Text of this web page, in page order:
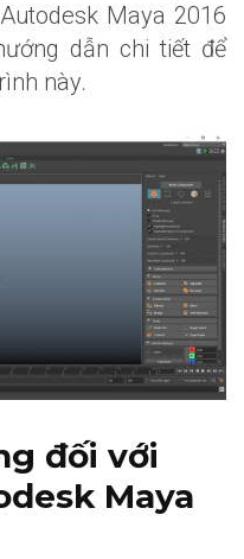
Maya 2016
dẫn chi tiết để
này.
đối với
Maya